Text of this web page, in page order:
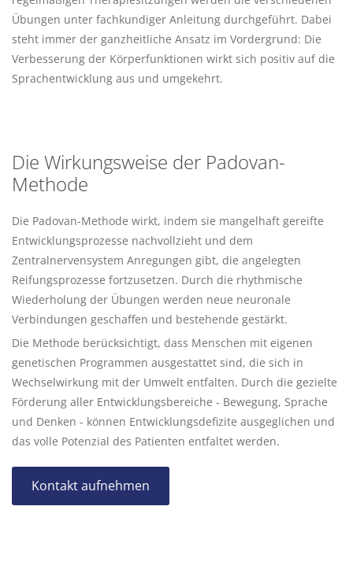
Übungen unter fachkundiger Anleitung durchgeführt. Dabei
steht immer der ganzheitliche Ansatz im Vordergrund: Die
Verbesserung der Körperfunktionen wirkt sich positiv auf die
Sprachentwicklung aus und umgekehrt.
Die Wirkungsweise der Padovan-
Methode
Die Padovan-Methode wirkt, indem sie mangelhaft gereifte
Entwicklungsprozesse nachvollzieht und dem
Zentralnervensystem Anregungen gibt, die angelegten
Reifungsprozesse fortzusetzen. Durch die rhythmische
Wiederholung der Übungen werden neue neuronale
Verbindungen geschaffen und bestehende gestärkt.
Die Methode berücksichtigt, dass Menschen mit eigenen
genetischen Programmen ausgestattet sind, die sich in
Wechselwirkung mit der Umwelt entfalten. Durch die gezielte
Förderung aller Entwicklungsbereiche - Bewegung, Sprache
und Denken - können Entwicklungsdefizite ausgeglichen und
das volle Potenzial des Patienten entfaltet werden.
Kontakt aufnehmen